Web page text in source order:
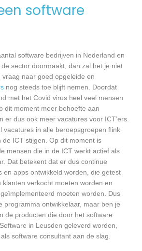
software
software bedrijven in Nederland en
sector doormaakt, dan zal het je niet
naar goed opgeleide en
nog steeds toe blijft nemen. Doordat
met het Covid virus heel veel mensen
dit moment meer behoefte aan
er dus ook meer vacatures voor ICT’ers.
vacatures in alle beroepsgroepen flink
de ICT stijgen. Op dit moment is
mensen die in de ICT werkt actief als
Dat betekent dat er dus continue
en apps ontwikkeld worden, die getest
klanten verkocht moeten worden en
moeten worden. Dus
programma ontwikkelaar, maar ben je
de producten die door het software
in Leusden geleverd worden,
software consultant aan de slag.